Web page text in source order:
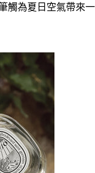
觸為夏日空氣帶來一